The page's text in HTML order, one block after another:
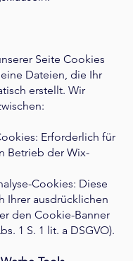
Seite Cookies
Dateien, die Ihr
erstellt. Wir
Erforderlich für
Betrieb der Wix-
Cookies: Diese
Ihrer ausdrücklichen
den Cookie-Banner
1 S. 1 lit. a DSGVO).